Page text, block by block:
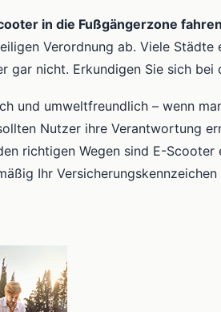
in die Fußgängerzone
Verordnung ab. Viele
gar nicht. Erkundigen Sie sich bei
und umweltfreundlich – wenn
Nutzer ihre Verantwortung
richtigen Wegen sind E-
Ihr